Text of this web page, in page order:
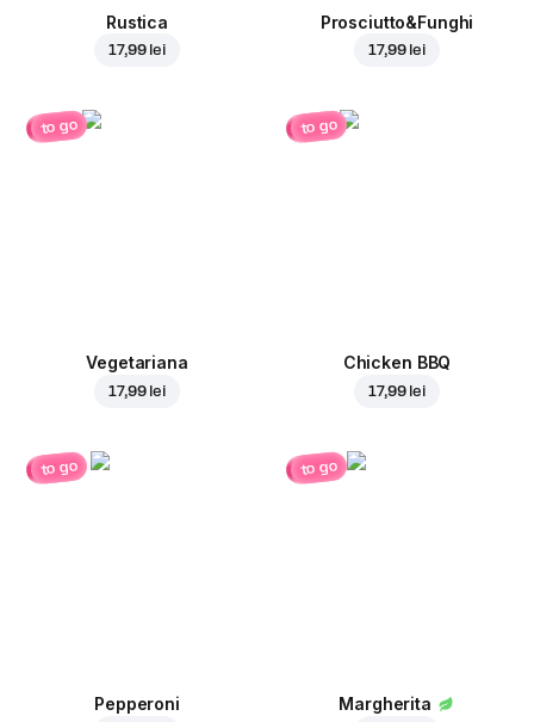
Rustica
17,99 lei
Prosciutto&Funghi
17,99 lei
to go
Vegetariana
17,99 lei
to go
Chicken BBQ
17,99 lei
to go
Pepperoni
to go
Margherita